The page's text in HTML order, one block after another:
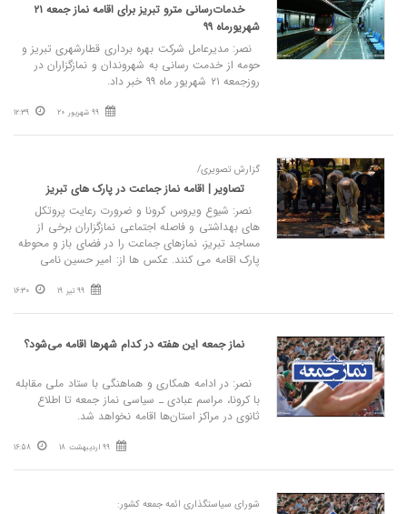
خدمات‌رسانی مترو تبریز برای اقامه نماز جمعه ۲۱
شهریورماه ۹۹
نصر: مدیرعامل شرکت بهره برداری قطارشهری تبریز و
حومه از خدمت رسانی به شهروندان و نمازگزاران در
روزجمعه ۲۱ شهریور ماه ۹۹ خبر داد.
99 شهریور 20 12:39
گزارش تصویری/
تصاویر | اقامه نماز جماعت در پارک های تبریز
نصر: شیوع ویروس کرونا و ضرورت رعایت پروتکل
های بهداشتی و فاصله اجتماعی نمازگزاران برخی از
مساجد تبریز، نمازهای جماعت را در فضای باز و محوطه
پارک اقامه می کنند. عکس ها از: امیر حسین نامی
99 تیر 19 16:30
نماز جمعه این هفته در کدام شهرها اقامه می‌شود؟
نصر: در ادامه همکاری و هماهنگی با ستاد ملی مقابله
با کرونا، مراسم عبادی ـ سیاسی نماز جمعه تا اطلاع
ثانوی در مراکز استان‌ها اقامه نخواهد شد.
99 اردیبهشت 18 16:58
شورای سیاستگذاری ائمه جمعه کشور: